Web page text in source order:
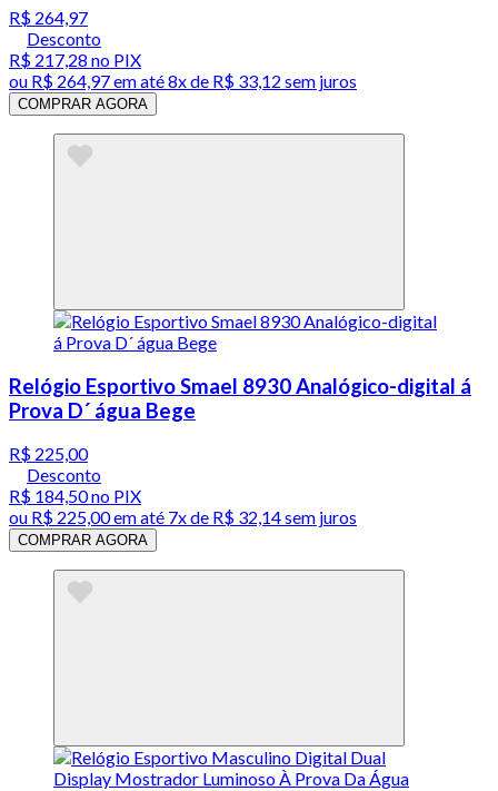
R$ 264,97
Desconto
R$ 217,28 no PIX
ou R$ 264,97em até8x de R$ 33,12 sem juros
COMPRAR AGORA
Relógio Esportivo Smael 8930 Analógico-digital á
Prova D´ água Bege
R$ 225,00
Desconto
R$ 184,50no PIX
ou R$ 225,00em até 7x de R$ 32,14 sem juros
COMPRAR AGORA